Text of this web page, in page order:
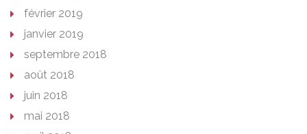
février 2019
janvier 2019
septembre 2018
août 2018
juin 2018
mai 2018